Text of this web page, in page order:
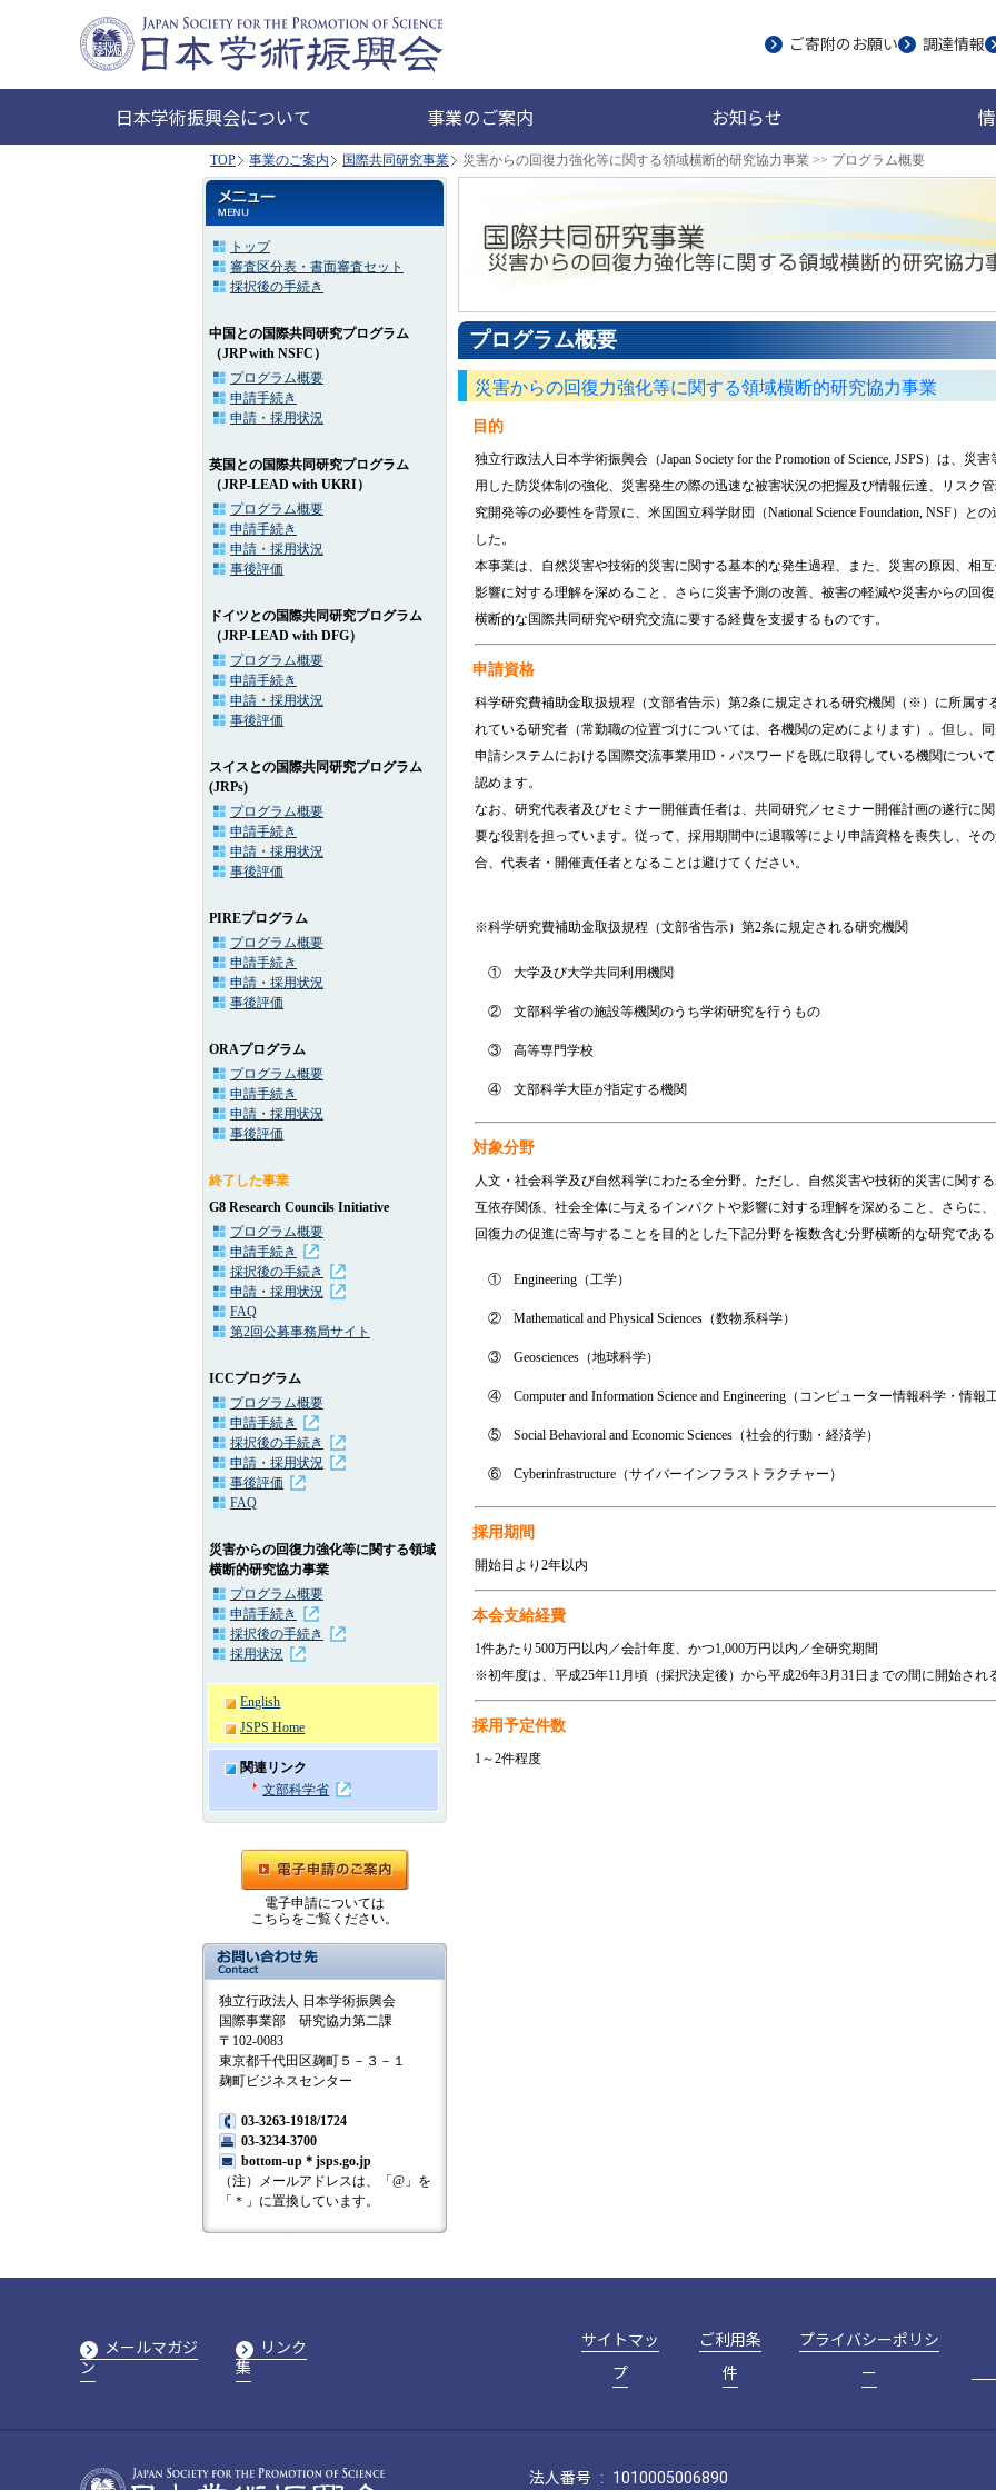
日本学術振興会について 事業のご案内 お知らせ
ご寄附のお願い 調達情報
TOP 事業のご案内 国際共同研究事業 災害からの回復力強化等に関する領域横断的研究協力事業 >> プログラム概要
トップ
審査区分表・書面審査セット
採択後の手続き
中国との国際共同研究プログラム
（JRP with NSFC）
プログラム概要
申請手続き
申請・採用状況
英国との国際共同研究プログラム
（JRP-LEAD with UKRI）
プログラム概要
申請手続き
申請・採用状況
事後評価
ドイツとの国際共同研究プログラム
（JRP-LEAD with DFG）
プログラム概要
申請手続き
申請・採用状況
事後評価
スイスとの国際共同研究プログラム
(JRPs)
プログラム概要
申請手続き
申請・採用状況
事後評価
PIREプログラム
プログラム概要
申請手続き
申請・採用状況
事後評価
ORAプログラム
プログラム概要
申請手続き
申請・採用状況
事後評価
終了した事業
G8 Research Councils Initiative
プログラム概要
申請手続き
採択後の手続き
申請・採用状況
FAQ
第2回公募事務局サイト
ICCプログラム
プログラム概要
申請手続き
採択後の手続き
申請・採用状況
事後評価
FAQ
災害からの回復力強化等に関する領域
横断的研究協力事業
プログラム概要
申請手続き
採択後の手続き
採用状況
English
JSPS Home
関連リンク
文部科学省
電子申請については
こちらをご覧ください。
独立行政法人 日本学術振興会
国際事業部 研究協力第二課
〒102-0083
東京都千代田区麹町５－３－１
麹町ビジネスセンター
03-3263-1918/1724
03-3234-3700
bottom-up＊jsps.go.jp
（注）メールアドレスは、「@」を
「＊」に置換しています。
プログラム概要
災害からの回復力強化等に関する領域横断的研究協力事業
目的
独立行政法人日本学術振興会（Japan Society for the Promotion of Science, JSPS）は、
用した防災体制の強化、災害発生の際の迅速な被害状況の把握及び情報伝達、リスク
究開発等の必要性を背景に、米国国立科学財団（National Science Foundation, NSF）と
した。
本事業は、自然災害や技術的災害に関する基本的な発生過程、また、災害の原因、相
影響に対する理解を深めること、さらに災害予測の改善、被害の軽減や災害からの回
横断的な国際共同研究や研究交流に要する経費を支援するものです。
申請資格
科学研究費補助金取扱規程（文部省告示）第2条に規定される研究機関（※）に所属す
れている研究者（常勤職の位置づけについては、各機関の定めによります）。但し、
申請システムにおける国際交流事業用ID・パスワードを既に取得している機関につい
認めます。
なお、研究代表者及びセミナー開催責任者は、共同研究／セミナー開催計画の遂行に
要な役割を担っています。従って、採用期間中に退職等により申請資格を喪失し、そ
合、代表者・開催責任者となることは避けてください。
※科学研究費補助金取扱規程（文部省告示）第2条に規定される研究機関
① 大学及び大学共同利用機関
② 文部科学省の施設等機関のうち学術研究を行うもの
③ 高等専門学校
④ 文部科学大臣が指定する機関
対象分野
人文・社会科学及び自然科学にわたる全分野。ただし、自然災害や技術的災害に関す
互依存関係、社会全体に与えるインパクトや影響に対する理解を深めること、さらに
回復力の促進に寄与することを目的とした下記分野を複数含む分野横断的な研究であ
① Engineering（工学）
② Mathematical and Physical Sciences（数物系科学）
③ Geosciences（地球科学）
④ Computer and Information Science and Engineering（コンピューター情報科学・情報
⑤ Social Behavioral and Economic Sciences（社会的行動・経済学）
⑥ Cyberinfrastructure（サイバーインフラストラクチャー）
採用期間
開始日より2年以内
本会支給経費
1件あたり500万円以内／会計年度、かつ1,000万円以内／全研究期間
※初年度は、平成25年11月頃（採択決定後）から平成26年3月31日までの間に開始され
採用予定件数
1～2件程度
メールマガジ
ン
リンク
集
サイトマッ
プ
ご利用条
件
プライバシーポリシ
ー
法人番号 : 1010005006890